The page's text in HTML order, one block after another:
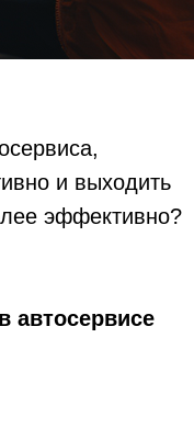
и выходить
эффективно?
автосервисе